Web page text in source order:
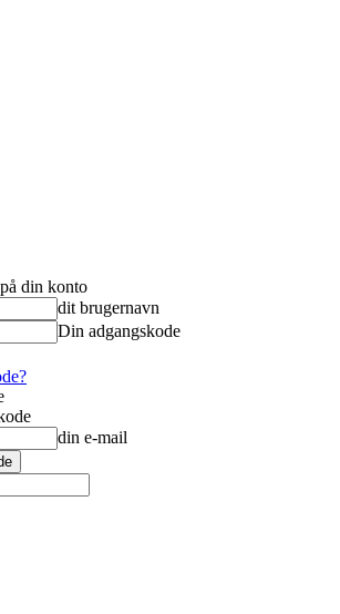
din konto
dit brugernavn
Din adgangskode
din e-mail